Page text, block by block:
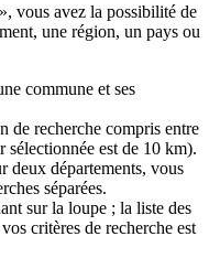
vous avez la possibilité de
une région, un pays ou
commune et ses
de recherche compris entre
est de 10 km).
deux départements, vous
séparées.
sur la loupe ; la liste des
critères de recherche est